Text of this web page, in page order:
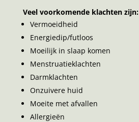
Veel voorkomende klachten zijn:
Vermoeidheid
Energiedip/futloos
Moeilijk in slaap komen
Menstruatieklachten
Darmklachten
Onzuivere huid
Moeite met afvallen
Allergieën